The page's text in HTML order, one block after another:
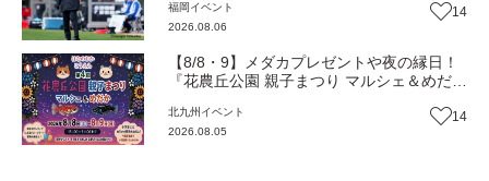
福岡 イベント
2026.08.06
14
【8/8・9】メダカプレゼントや夜の縁日！
『花農丘公園 親子まつり マルシェ＆めだ
北九州 イベント
2026.08.05
14